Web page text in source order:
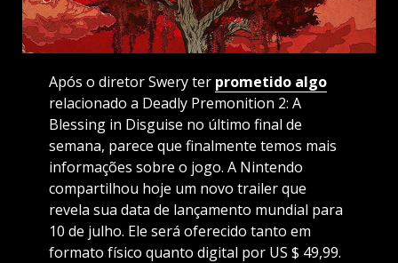
Após o diretor Swery ter prometido algo
relacionado a Deadly Premonition 2: A
Blessing in Disguise no último final de
semana, parece que finalmente temos mais
informações sobre o jogo. A Nintendo
compartilhou hoje um novo trailer que
revela sua data de lançamento mundial para
10 de julho. Ele será oferecido tanto em
formato físico quanto digital por US $ 49,99.